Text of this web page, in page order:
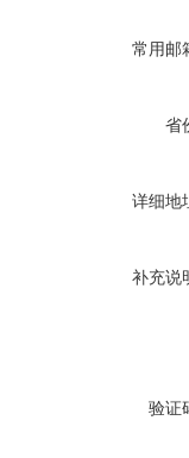
常用邮
省
详细地
补充说
验证